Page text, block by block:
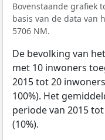
Bovenstaande grafiek
basis van de data van
5706 NM.
De bevolking van
met 10 inwoners
2015 tot 20
100%). Het
periode van 2015
(10%).